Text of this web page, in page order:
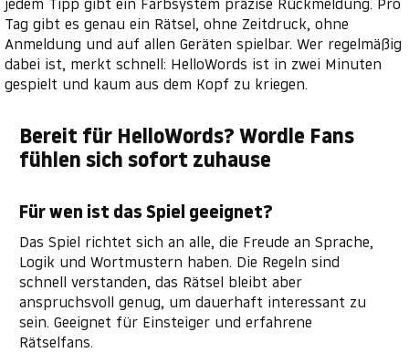
Tag gibt es genau ein Rätsel, ohne Zeitdruck, ohne
Anmeldung und auf allen Geräten spielbar. Wer regelmäßig
dabei ist, merkt schnell: HelloWords ist in zwei Minuten
gespielt und kaum aus dem Kopf zu kriegen.
Bereit für HelloWords? Wordle Fans
fühlen sich sofort zuhause
Für wen ist das Spiel geeignet?
Das Spiel richtet sich an alle, die Freude an Sprache,
Logik und Wortmustern haben. Die Regeln sind
schnell verstanden, das Rätsel bleibt aber
anspruchsvoll genug, um dauerhaft interessant zu
sein. Geeignet für Einsteiger und erfahrene
Rätselfans.